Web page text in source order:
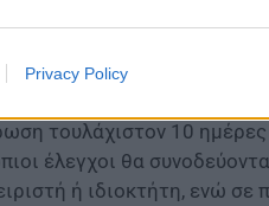
Privacy Policy
κλιμάκια που θα
προδιαγραφές, θα
τουλάχιστον 10
έλεγχοι θα
ή ιδιοκτήτη, ενώ